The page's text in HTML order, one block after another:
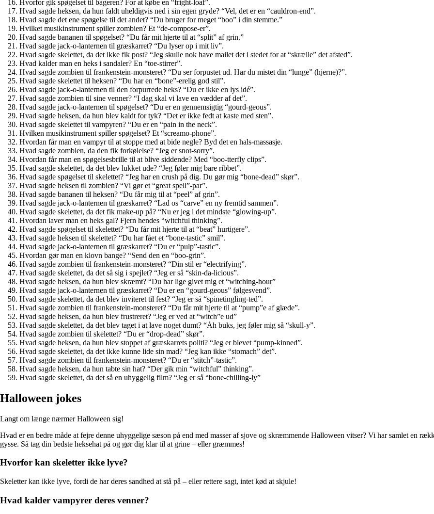
Hvorfor gik spøgelset til bageren? For at købe en “fright-loaf”.
Hvad sagde heksen, da hun faldt uheldigvis ned i sin egen gryde? “Vel, det er en “cauldron-end”.
Hvad sagde det ene spøgelse til det andet? “Du bruger for meget “boo” i din stemme.”
Hvilket musikinstrument spiller zombien? Et “de-compose-er”.
Hvad sagde bananen til spøgelset? “Du får mit hjerte til at “split” af grin.”
Hvad sagde jack-o-lanternen til græskarret? “Du lyser op i mit liv”.
Hvad sagde skelettet, da det ikke fik post? “Jeg skulle nok have mailet det i stedet for at “skrælle” det afsted”.
Hvad kalder man en heks i sandaler? En “toe-stirrer”.
Hvad sagde zombien til frankenstein-monsteret? “Du ser forpustet ud. Har du mistet din “lunge” (hjerne)?”.
Hvad sagde skelettet til heksen? “Du har en “bone”-erelig god stil”.
Hvad sagde jack-o-lanternen til den forpurrede heks? “Du er ikke en lys idé”.
Hvad sagde zombien til sine venner? “I dag skal vi lave en vædder af det”.
Hvad sagde jack-o-lanternen til spøgelset? “Du er en gennemsigtig “gourd-geous”.
Hvad sagde heksen, da hun blev kaldt for tyk? “Det er ikke fedt at kaste med sten”.
Hvad sagde skelettet til vampyren? “Du er en “pain in the neck”.
Hvilken musikinstrument spiller spøgelset? Et “screamo-phone”.
Hvordan får man en vampyr til at stoppe med at bide negle? Byd det en hals-massasje.
Hvad sagde zombien, da den fik forkølelse? “Jeg er snot-sorry”.
Hvordan får man en spøgelsesbrille til at blive siddende? Med “boo-tterfly clips”.
Hvad sagde skelettet, da det blev lukket ude? “Jeg føler mig bare ribbet”.
Hvad sagde spøgelset til skelettet? “Jeg har en crush på dig. Du gør mig “bone-dead” skør”.
Hvad sagde heksen til zombien? “Vi gør et “great spell”-par”.
Hvad sagde bananen til heksen? “Du får mig til at “peel” af grin”.
Hvad sagde jack-o-lanternen til græskarret? “Lad os “carve” en ny fremtid sammen”.
Hvad sagde skelettet, da det fik make-up på? “Nu er jeg i det mindste “glowing-up”.
Hvordan laver man en heks gal? Fjern hendes “witchful thinking”.
Hvad sagde spøgelset til skelettet? “Du får mit hjerte til at “beat” hurtigere”.
Hvad sagde heksen til skelettet? “Du har fået et “bone-tastic” smil”.
Hvad sagde jack-o-lanternen til græskarret? “Du er “pulp”-tastic”.
Hvordan gør man en klovn bange? “Send den en “boo-grin”.
Hvad sagde zombien til frankenstein-monsteret? “Din stil er “electrifying”.
Hvad sagde skelettet, da det så sig i spejlet? “Jeg er så “skin-da-licious”.
Hvad sagde heksen, da hun blev skræmt? “Du har lige givet mig et “witching-hour”
Hvad sagde jack-o-lanternen til græskarret? “Du er en “gourd-geous” følgesvend”.
Hvad sagde skelettet, da det blev inviteret til fest? “Jeg er så “spinetingling-ted”.
Hvad sagde zombien til frankenstein-monsteret? “Du får mit hjerte til at “pump”e af glæde”.
Hvad sagde heksen, da hun blev frustreret? “Jeg er ved at “witch”e ud”
Hvad sagde skelettet, da det blev taget i at lave noget dumt? “Åh buks, jeg føler mig så “skull-y”.
Hvad sagde zombien til skelettet? “Du er “drop-dead” skør”.
Hvad sagde heksen, da hun blev stoppet af græskarrets politi? “Jeg er blevet “pump-kinned”.
Hvad sagde skelettet, da det ikke kunne lide sin mad? “Jeg kan ikke “stomach” det”.
Hvad sagde zombien til frankenstein-monsteret? “Du er “stitch”-tastic”.
Hvad sagde heksen, da hun tabte sin hat? “Der gik min “witchful” thinking”.
Hvad sagde skelettet, da det så en uhyggelig film? “Jeg er så “bone-chilling-ly”
Halloween jokes
Langt om længe nærmer Halloween sig!
Hvad er en bedre måde at fejre denne uhyggelige sæson på end med masser af sjove og skræmmende Halloween vitser? Vi har samlet en
gysse. Så tag din bedste heksehat på og gør dig klar til at grine – eller græmmes!
Hvorfor kan skeletter ikke lyve?
Skeletter kan ikke lyve, fordi de har deres sandhed at stå på – eller rettere sagt, intet kød at skjule!
Hvad kalder vampyrer deres venner?